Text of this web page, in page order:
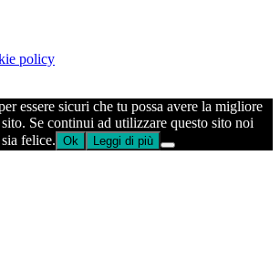
policy
essere sicuri che tu possa avere la migliore
Se continui ad utilizzare questo sito noi
felice. Ok Leggi di più